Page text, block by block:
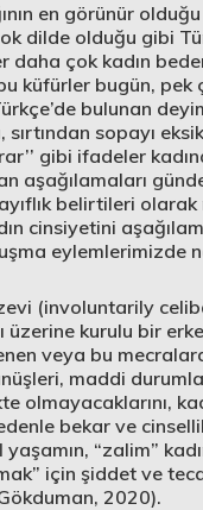
en görünür
dilde olduğu gibi
daha çok kadın
küfürler bugün, pek
bulunan
sırtından sopayı
gibi ifadeler
aşağılamaları
belirtileri
cinsiyetini
eylemlerimizde
(involuntarily
üzerine kurulu bir
veya bu
maddi
olmayacaklarını,
bekar ve
“zalim”
için şiddet ve
2020).